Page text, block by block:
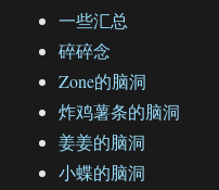
一些汇总
碎碎念
Zone的脑洞
炸鸡薯条的脑洞
姜姜的脑洞
小蝶的脑洞